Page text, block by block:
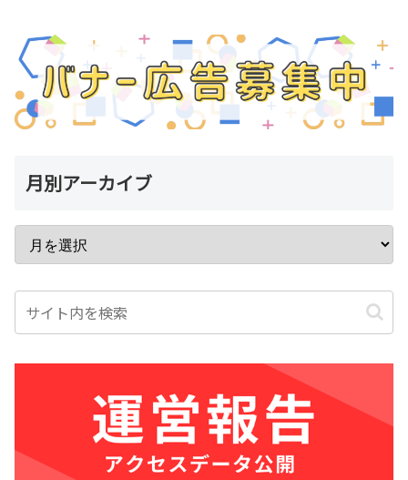
月別アーカイブ